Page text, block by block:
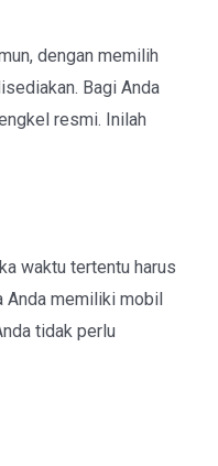
dengan memilih
Bagi Anda
resmi. Inilah
waktu tertentu harus
Anda memiliki mobil
tidak perlu